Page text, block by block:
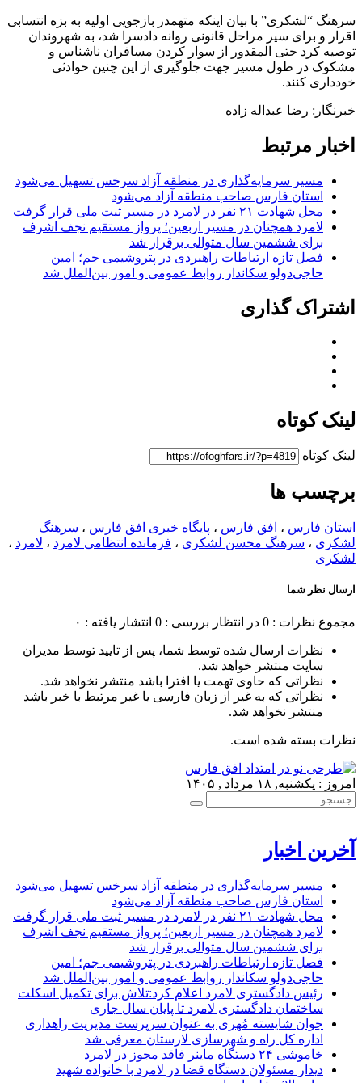
سرهنگ “لشکری” با بیان اینکه متهمدر بازجویی اولیه به بزه انتسابی
اقرار و برای سیر مراحل قانونی روانه دادسرا شد، به شهروندان
توصیه کرد حتی المقدور از سوار کردن مسافران ناشناس و
مشکوک در طول مسیر جهت جلوگیری از این چنین حوادثی
خودداری کنند.
خبرنگار: رضا عبداله زاده
اخبار مرتبط
مسیر سرمایه‌گذاری در منطقه آزاد سرخس تسهیل می‌شود
استان فارس صاحب منطقه آزاد می‌شود
محل شهادت ۲۱ نفر در لامرد در مسیر ثبت ملی قرار گرفت
لامرد همچنان در مسیر اربعین؛ پرواز مستقیم نجف اشرف
برای ششمین سال متوالی برقرار شد
فصل تازه ارتباطات راهبردی در پتروشیمی جم؛ امین
حاجی‌دولو سکاندار روابط عمومی و امور بین‌الملل شد
اشتراک گذاری
لینک کوتاه
لینک کوتاه
برچسب ها
استان فارس ، افق فارس ، پایگاه خبری افق فارس ، سرهنگ
لشکری ، سرهنگ محسن لشکری ، فرمانده انتظامی لامرد ، لامرد ،
لشکری
ارسال نظر شما
مجموع نظرات : 0 در انتظار بررسی : 0 انتشار یافته : ۰
نظرات ارسال شده توسط شما، پس از تایید توسط مدیران
سایت منتشر خواهد شد.
نظراتی که حاوی تهمت یا افترا باشد منتشر نخواهد شد.
نظراتی که به غیر از زبان فارسی یا غیر مرتبط با خبر باشد
منتشر نخواهد شد.
نظرات بسته شده است.
امروز : یکشنبه, ۱۸ مرداد , ۱۴۰۵
آخرین اخبار
مسیر سرمایه‌گذاری در منطقه آزاد سرخس تسهیل می‌شود
استان فارس صاحب منطقه آزاد می‌شود
محل شهادت ۲۱ نفر در لامرد در مسیر ثبت ملی قرار گرفت
لامرد همچنان در مسیر اربعین؛ پرواز مستقیم نجف اشرف
برای ششمین سال متوالی برقرار شد
فصل تازه ارتباطات راهبردی در پتروشیمی جم؛ امین
حاجی‌دولو سکاندار روابط عمومی و امور بین‌الملل شد
رئیس دادگستری لامرد اعلام کرد:تلاش برای تکمیل اسکلت
ساختمان دادگستری لامرد تا پایان سال جاری
جوان شایسته مُهری به عنوان سرپرست مدیریت راهداری
اداره کل راه و شهرسازی لارستان معرفی شد
خاموشی ۲۴ دستگاه ماینر فاقد مجوز در لامرد
دیدار مسئولان دستگاه قضا در لامرد با خانواده شهید